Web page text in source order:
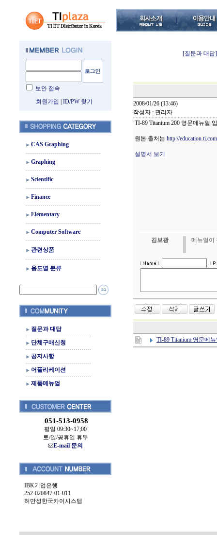
보안 접속
회원가입
ID/PW 찾기
CAS Graphing
Graphing
Scientific
Finance
Elementary
Computer Software
관련상품
용도별 분류
질문과 대답
단체구매신청
공지사항
어플리케이션
제품메뉴얼
051-513-0958
평일 09:30~17;00
토/일/공휴일 휴무
E-mail 문의
IBK기업은행
252-020847-01-011
허만성한국카이시스템
[질문과 대답]
2008/01/26 (13:46)
작성자 : 관리자
TI-89 Titanium 200 영문메뉴얼
원본 출처는 http://
설명서 보기
김보광 메뉴얼이
TI-89 Titanium 영문메